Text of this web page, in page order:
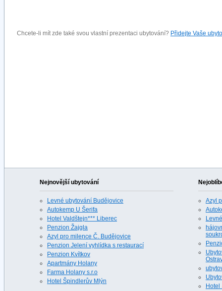
Chcete-li mít zde také svou vlastní prezentaci ubytování? Přidejte Vaše
Nejnovější ubytování
Levné ubytování Budějovice
Autokemp U Šerifa
Hotel Valdštejn*** Liberec
Penzion Žajgla
Azyl pro milence Č. Budějovice
Penzion Jelení vyhlídka s restaurací
Penzion Kvítkov
Apartmány Holany
Farma Holany s.r.o
Hotel Špindlerův Mlýn
Azyl
Hotel